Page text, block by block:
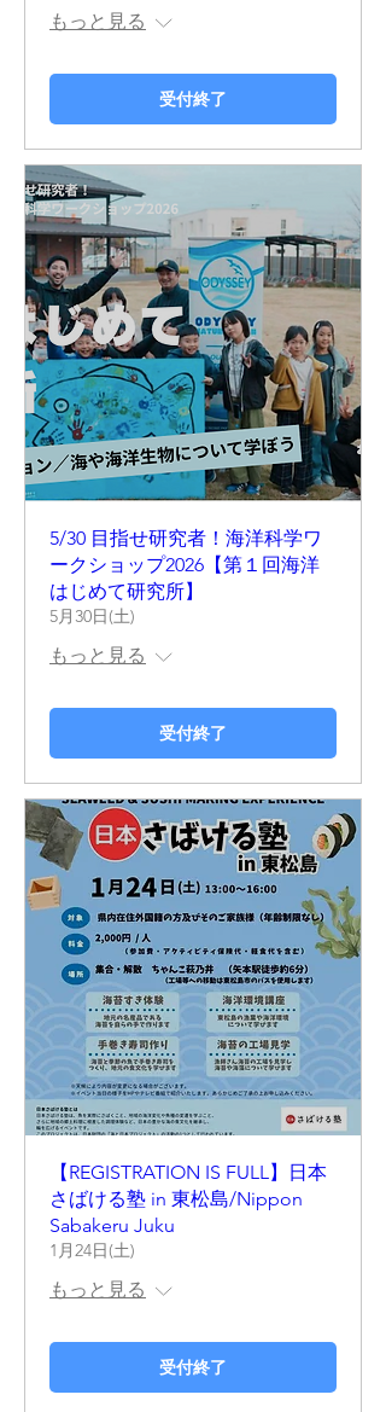
もっと見る
受付終了
5/30 目指せ研究者！海洋科学ワ
ークショップ2026【第１回海洋
はじめて研究所】
5月30日(土)
もっと見る
受付終了
【REGISTRATION IS FULL】日本
さばける塾 in 東松島/Nippon
Sabakeru Juku
1月24日(土)
もっと見る
受付終了